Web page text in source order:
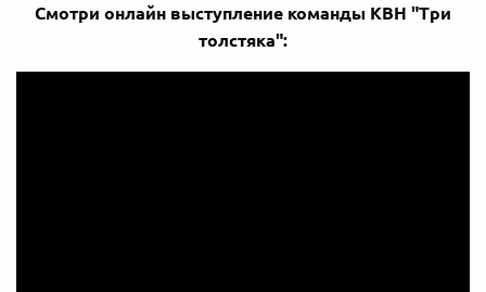
Смотри онлайн выступление команды КВН "Три
толстяка":